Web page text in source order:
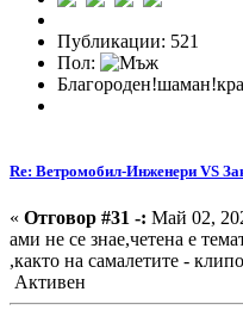
Публикации: 521
Пол:
Re: Ветромобил-Инженери VS
« Отговор #31 -: Май 02,
ами не се знае,четена е
,както на самалетите -
Активен